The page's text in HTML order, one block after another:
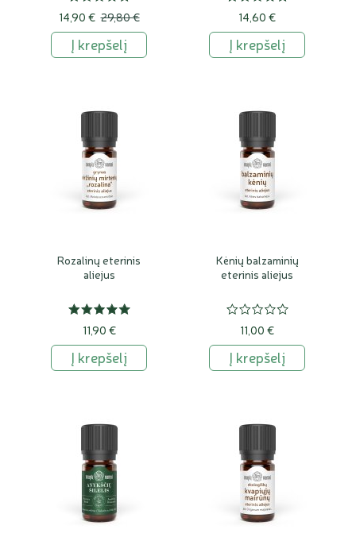
14,90 € 29,80 €
Į krepšelį
14,60 €
Į krepšelį
Rozalinų eterinis
aliejus
11,90 €
Į krepšelį
Kėnių balzaminių
eterinis aliejus
11,00 €
Į krepšelį